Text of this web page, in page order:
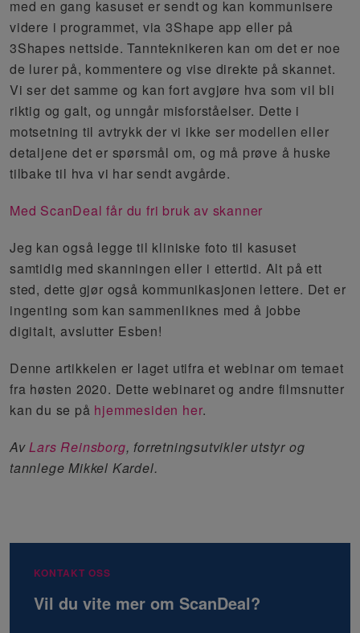
med en gang kasuset er sendt og kan kommunisere
videre i programmet, via 3Shape app eller på
3Shapes nettside. Tannteknikeren kan om det er noe
de lurer på, kommentere og vise direkte på skannet.
Vi ser det samme og kan fort avgjøre hva som vil bli
riktig og galt, og unngår misforståelser. Dette i
motsetning til avtrykk der vi ikke ser modellen eller
detaljene det er spørsmål om, og må prøve å huske
tilbake til hva vi har sendt avgårde.
Med ScanDeal får du fri bruk av skanner
Jeg kan også legge til kliniske foto til kasuset
samtidig med skanningen eller i ettertid. Alt på ett
sted, dette gjør også kommunikasjonen lettere. Det er
ingenting som kan sammenliknes med å jobbe
digitalt, avslutter Esben!
Denne artikkelen er laget utifra et webinar om temaet
fra høsten 2020. Dette webinaret og andre filmsnutter
kan du se på hjemmesiden her.
AvLars Reinsborg, forretningsutvikler utstyr og
tannlege Mikkel Kardel.
KONTAKT OSS
Vil du vite mer om ScanDeal?